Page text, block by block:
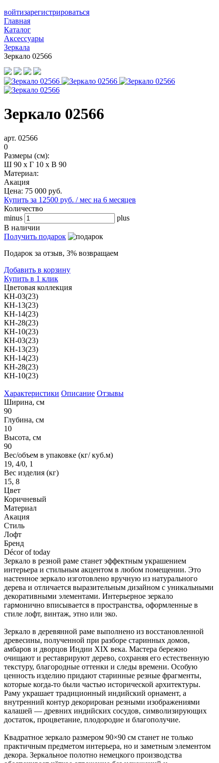
войтизарегистрироваться
Главная
Каталог
Аксессуары
Зеркала
Зеркало 02566
Зеркало 02566
арт. 02566
0
Размеры (см):
Ш 90 x Г 10 x В 90
Материал:
Акация
Цена: 75 000 руб.
Купить за 12500 руб. / мес на 6 месяцев
Количество
minus
plus
В наличии
Получить подарок
Подарок за отзыв, 3% возвращаем
Добавить в корзину
Купить в 1 клик
Цветовая коллекция
КН-03(23)
КН-13(23)
КН-14(23)
КН-28(23)
КН-10(23)
КН-03(23)
КН-13(23)
КН-14(23)
КН-28(23)
КН-10(23)
Характеристики Описание Отзывы
Ширина, см
90
Глубина, см
10
Высота, см
90
Вес/объем в упаковке (кг/ куб.м)
19, 4/0, 1
Вес изделия (кг)
15, 8
Цвет
Коричневый
Материал
Акация
Стиль
Лофт
Бренд
Décor of today
Зеркало в резной раме станет эффектным украшением
интерьера и стильным акцентом в любом помещении. Это
настенное зеркало изготовлено вручную из натурального
дерева и отличается выразительным дизайном с уникальными
декоративными элементами. Интерьерное зеркало
гармонично вписывается в пространства, оформленные в
стиле лофт, винтаж, этно или эко.
Зеркало в деревянной раме выполнено из восстановленной
древесины, полученной при разборе старинных домов,
амбаров и дворцов Индии XIX века. Мастера бережно
очищают и реставрируют дерево, сохраняя его естественную
текстуру, благородные оттенки и следы времени. Особую
ценность изделию придают старинные резные фрагменты,
которые когда-то были частью исторической архитектуры.
Раму украшает традиционный индийский орнамент, а
внутренний контур декорирован резными изображениями
калашей — древних индийских сосудов, символизирующих
достаток, процветание, плодородие и благополучие.
Квадратное зеркало размером 90×90 см станет не только
практичным предметом интерьера, но и заметным элементом
декора. Зеркальное полотно немецкого производства